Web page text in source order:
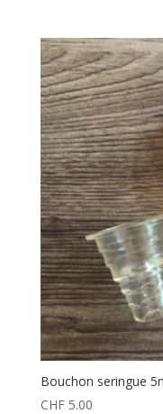
Bouchon seringue
CHF5.00